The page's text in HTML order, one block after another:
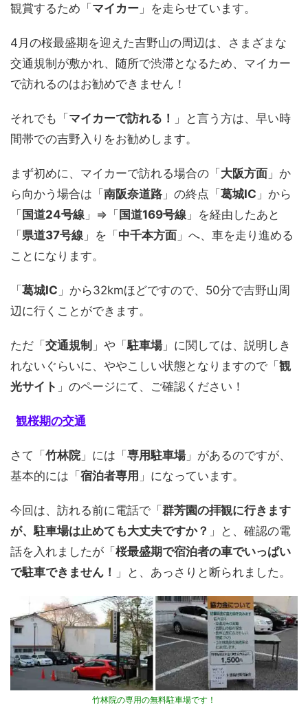
観賞するため「マイカー 」を走らせています。
4月の桜最盛期を迎えた吉野山の周辺は、さまざまな
交通規制が敷かれ、随所で渋滞となるため、マイカー
で訪れるのはお勧めできません！
それでも「マイカーで訪れる！
」と言う方は、早い時
間帯での吉野入りをお勧めします。
まず初めに、マイカーで訪れる場合の「大阪方面 」か
ら向かう場合は「南阪奈道路 」の終点「葛城IC 」から
「 国道24号線 」⇒「 国道169号線 」を経由したあと
「県道37号線 」を「中千本方面 」へ、車を走り進める
ことになります。
「葛城IC 」から32kmほどですので、50分で吉野山周
辺に行くことができます。
ただ「交通規制 」や「駐車場」に関しては、説明しき
れないぐらいに、ややこしい状態となりますので「観
光サイト 」のページにて、ご確認ください！
観桜期の交通
さて「竹林院」には「専用駐車場」があるのですが、
基本的には「宿泊者専用 」になっています。
今回は、訪れる前に電話で「群芳園の拝観に行きます
が、駐車場は止めても大丈夫ですか？ 」と、確認の電
話を入れましたが「桜最盛期で宿泊者の車でいっぱい
で駐車できません！
」と、あっさりと断られました。
竹林院の専用の無料駐車場です！